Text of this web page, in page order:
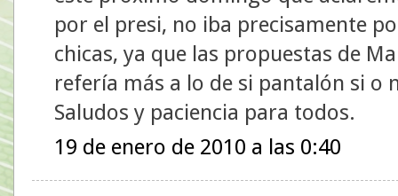
por el presi, no iba precisamente
chicas, ya que las propuestas de
refería más a lo de si pantalón si o
Saludos y paciencia para todos.
19 de enero de 2010 a las 0:40